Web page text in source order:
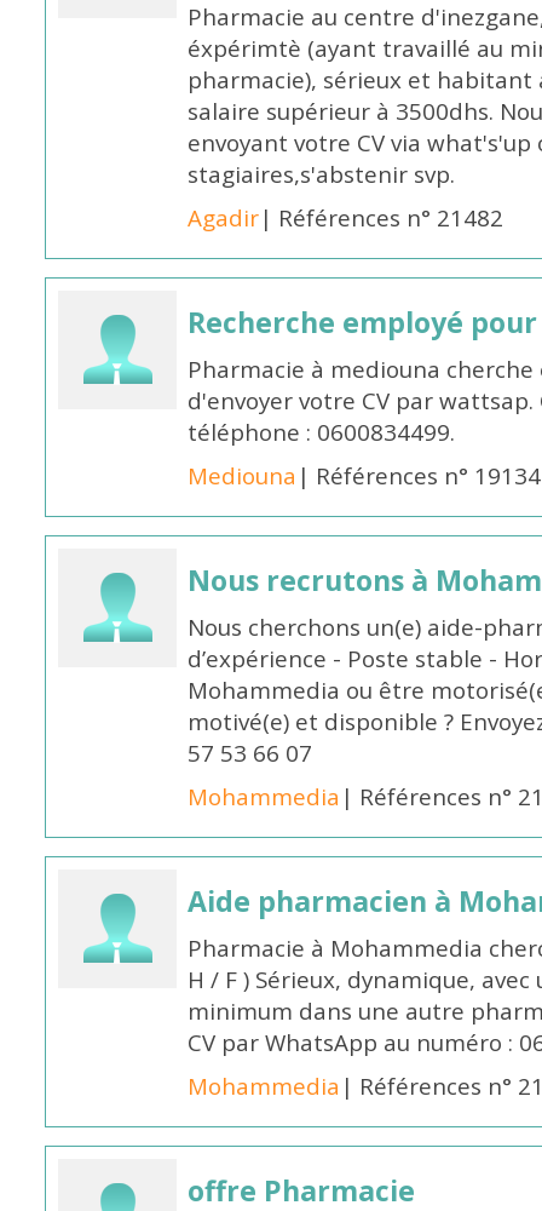
Pharmacie au centre
éxpérimtè (ayant travaillé au
pharmacie), sérieux et habitant
salaire supérieur à 3500dhs.
envoyant votre CV via
stagiaires,s'abstenir svp.
Agadir| Références n° 21482
Recherche employé
Pharmacie à mediouna
d'envoyer votre CV par
téléphone : 0600834499.
Mediouna | Références n° 19134
Nous recrutons à
Nous cherchons un(e) aide-
d’expérience - Poste stable -
Mohammedia ou être
motivé(e) et disponible ?
57 53 66 07
Mohammedia | Références n°
Aide pharmacien à
Pharmacie à Mohammedia
H / F ) Sérieux, dynamique,
minimum dans une autre
CV par WhatsApp au numéro :
Mohammedia | Références n°
offre Pharmacie